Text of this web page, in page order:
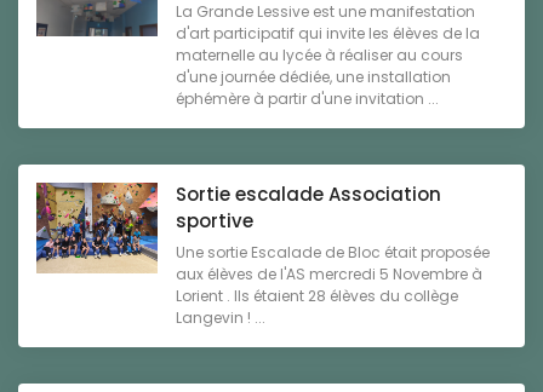
La Grande Lessive est une manifestation
d'art participatif qui invite les élèves de la
maternelle au lycée à réaliser au cours
d'une journée dédiée, une installation
éphémère à partir d'une invitation ...
Sortie escalade Association
sportive
Une sortie Escalade de Bloc était proposée
aux élèves de l'AS mercredi 5 Novembre à
Lorient . Ils étaient 28 élèves du collège
Langevin ! ...